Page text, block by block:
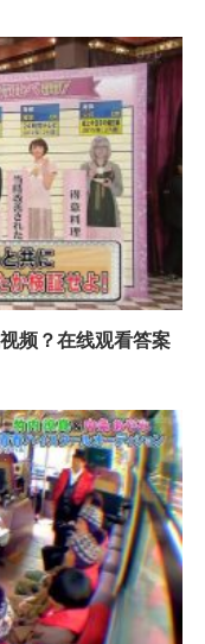
频？在线观看答案